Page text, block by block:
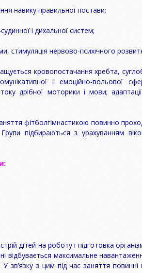
навику правильної постави;
і дихальної систем;
стимуляція нервово-психічного
кровопостачання хребта,
і емоційно-вольової
дрібної моторики і мови;
фітболгімнастикою повинно
підбираються з урахуванням
:
дітей на роботу і підготовка
відбувається максимальне
зв’язку з цим під час заняття повинні